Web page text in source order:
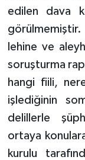
edilen dava
görülmemiştir.
lehine ve
soruşturma
hangi fiili,
işlediğinin
delillerle
ortaya
kurulu